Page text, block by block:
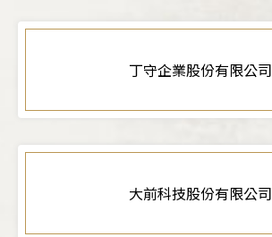
丁守企業股份有限公司
大前科技股份有限公司